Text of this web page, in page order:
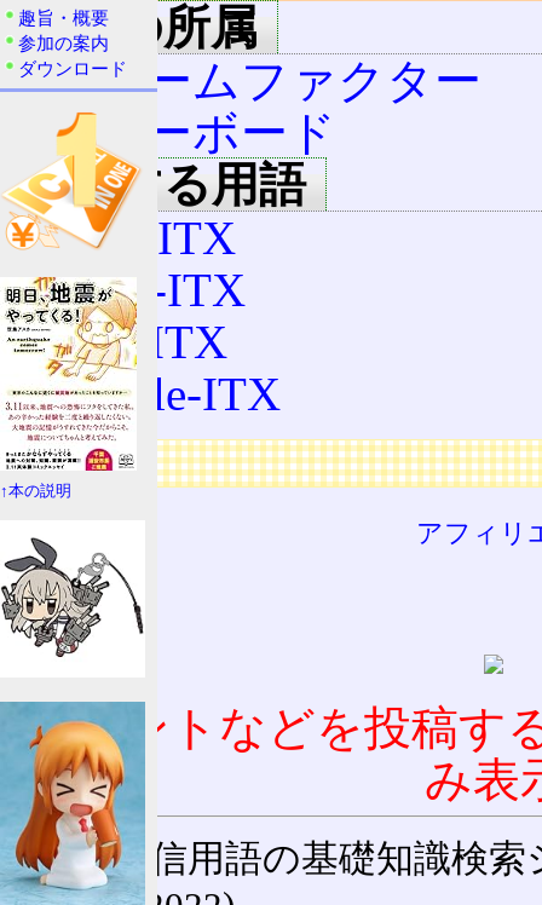
用語の所属
フォームファクター
マザーボード
関連する用語
Mini-ITX
Nano-ITX
Pico-ITX
Mobile-ITX
広告
アフィリ
コメントなどを投稿す
み表
通信用語の基礎知識検索
趣旨・概要
参加の案内
ダウンロード
↑本の説明